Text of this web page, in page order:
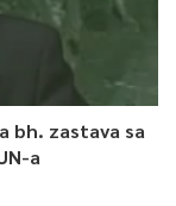
bh. zastava sa
a